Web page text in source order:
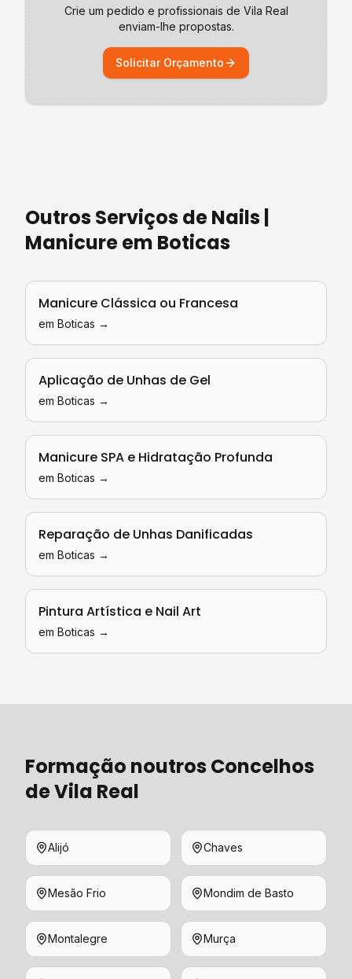
Crie um pedido e profissionais de Vila Real
enviam-lhe propostas.
Solicitar Orçamento
Outros Serviços deNails |
Manicureem Boticas
Manicure Clássica ou Francesa
em Boticas →
Aplicação de Unhas de Gel
em Boticas →
Manicure SPA e Hidratação Profunda
em Boticas →
Reparação de Unhas Danificadas
em Boticas →
Pintura Artística e Nail Art
em Boticas →
Formação noutros Concelhos
deVila Real
Alijó Chaves
Mesão Frio Mondim de Basto
Montalegre Murça